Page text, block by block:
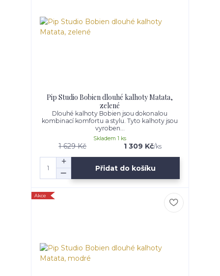
Pip Studio Bobien dlouhé kalhoty Matata,
zelené
Dlouhé kalhoty Bobien jsou dokonalou
kombinací komfortu a stylu. Tyto kalhoty jsou
vyroben...
1 629 Kč 1 309 Kč/ks
Skladem 1 ks
Přidat do košíku
Akce